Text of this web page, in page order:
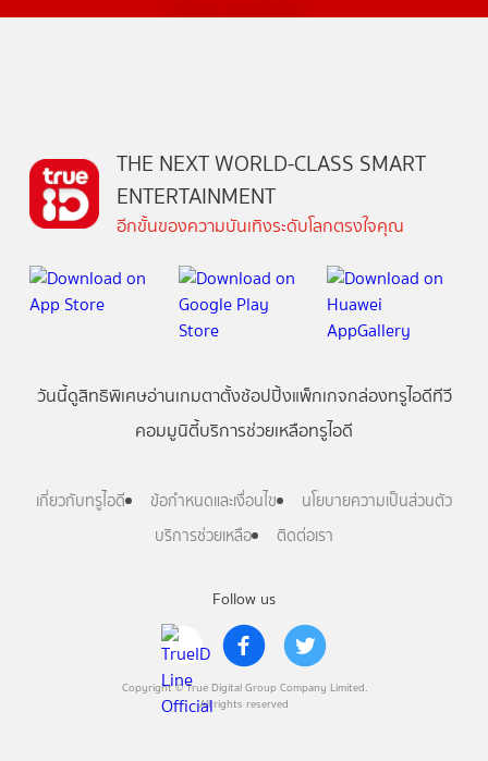
Follow us
Copyright © True Digital Group Company Limited.
All rights reserved
THE NEXT WORLD-CLASS SMART
ENTERTAINMENT
อีกขั้นของความบันเทิงระดับโลกตรงใจคุณ
วันนี้ดูสิทธิพิเศษอ่านเกมตาตั้งช้อปปิ้งแพ็กเกจกล่องทรูไอดีทีวี
คอมมูนิตี้บริการช่วยเหลือทรูไอดี
เกี่ยวกับทรูไอดี ข้อกำหนดและเงื่อนไข
นโยบายความเป็นส่วนตัว
บริการช่วยเหลือ
ติดต่อเรา